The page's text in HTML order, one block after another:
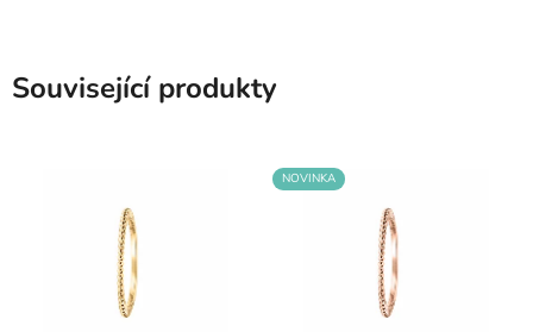
Související produkty
NOVINKA